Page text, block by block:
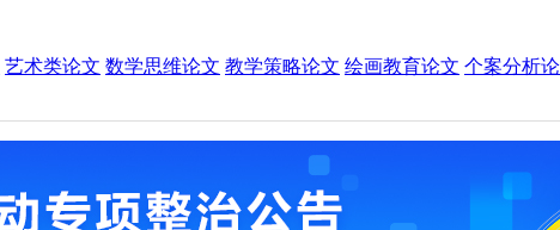
艺术类论文 数学思维论文 教学策略论文 绘画教育论文 个案分析